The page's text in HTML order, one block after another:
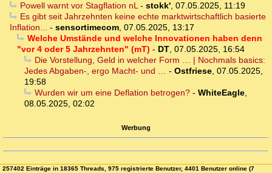
Powell warnt vor Stagflation nL- stokk', 07.05.2025, 11:19
Es gibt seit Jahrzehnten keine echte marktwirtschaftlich basierte
Inflation... - sensortimecom, 07.05.2025, 13:17
Welche Umstände und welche Innovationen haben denn
"vor 4 oder 5 Jahrzehnten" (mT) - DT, 07.05.2025, 16:54
Die Vorstellung, Geld in welcher Form … | Nochmals basics:
Jedes Abgaben-, ergo Macht- und … - Ostfriese, 07.05.2025,
19:58
Wurden wir um eine Deflation betrogen?- WhiteEagle,
08.05.2025, 02:02
Werbung
257402 Einträge in 18365 Threads, 975 registrierte Benutzer, 4401 Benutzer online (7